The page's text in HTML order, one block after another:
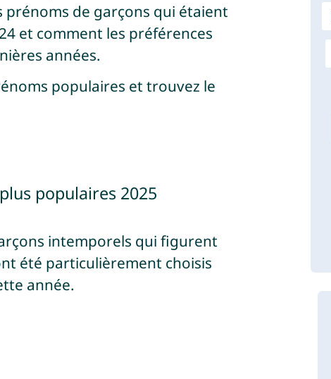
prénoms de garçons qui étaient
et comment les préférences
années.
populaires et trouvez le
populaires 2025
intemporels qui figurent
été particulièrement choisis
année.